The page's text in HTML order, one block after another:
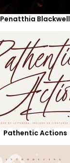
Penatthia Blackwell
Pathentic Actions